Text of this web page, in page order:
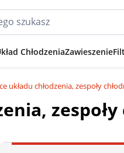
ChłodzeniaZawieszenie
układu chłodzenia, zespoły
zespoły